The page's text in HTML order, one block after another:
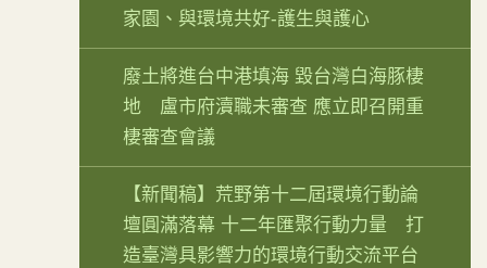
家園、與環境共好-護生與護心
廢土將進台中港填海 毀台灣白海豚棲
地 盧市府瀆職未審查 應立即召開重
棲審查會議
【新聞稿】荒野第十二屆環境行動論
壇圓滿落幕 十二年匯聚行動力量 打
造臺灣具影響力的環境行動交流平台